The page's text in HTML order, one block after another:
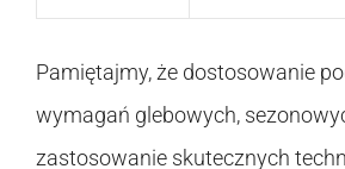
Pamiętajmy, że dostosowanie
wymagań glebowych,
zastosowanie skutecznych